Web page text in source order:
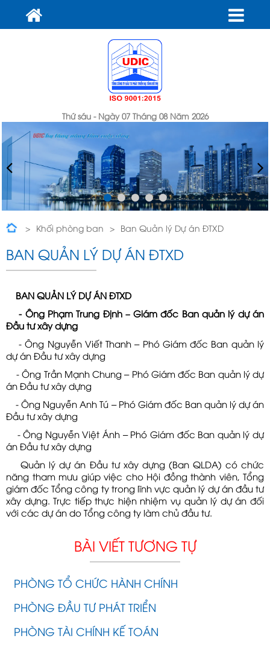
Thứ sáu - Ngày 07 Tháng 08 Năm 2026
Khối phòng ban Ban Quản lý Dự án ĐTXD
BAN QUẢN LÝ DỰ ÁN ĐTXD
BAN QUẢN LÝ DỰ ÁN ĐTXD
- Ông Phạm Trung Định – Giám đốc Ban quản lý dự án
Đầu tư xây dựng
- Ông Nguyễn Viết Thanh – Phó Giám đốc Ban quản lý
dự án Đầu tư xây dựng
- Ông Trần Mạnh Chung – Phó Giám đốc Ban quản lý dự
án Đầu tư xây dựng
- Ông Nguyễn Anh Tú – Phó Giám đốc Ban quản lý dự án
Đầu tư xây dựng
- Ông Nguyễn Việt Ánh – Phó Giám đốc Ban quản lý dự
án Đầu tư xây dựng
Quản lý dự án Đầu tư xây dựng (Ban QLDA) có chức
năng tham mưu giúp việc cho Hội đồng thành viên, Tổng
giám đốc Tổng công ty trong lĩnh vực quản lý dự án đầu tư
xây dựng. Trực tiếp thực hiện nhiệm vụ quản lý dự án đối
với các dự án do Tổng công ty làm chủ đầu tư.
BÀI VIẾT TƯƠNG TỰ
PHÒNG TỔ CHỨC HÀNH CHÍNH
PHÒNG ĐẦU TƯ PHÁT TRIỂN
PHÒNG TÀI CHÍNH KẾ TOÁN